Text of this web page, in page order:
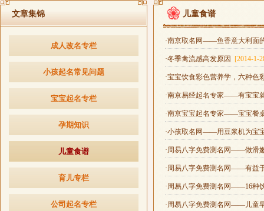
文章集锦
成人改名专栏
小孩起名常见问题
宝宝起名专栏
孕期知识
儿童食谱
育儿专栏
公司起名专栏
儿童食谱
·南京取名网——鱼香意大利面
·冬季禽流感高发原因 [2014-1-
·宝宝饮食彩色营养学，六种
·南京易经起名专家——有宝宝
·南京宝宝起名专家——宝宝餐
·小孩取名网——用豆浆机为宝
·周易八字免费测名网——做滑
·周易八字免费测名网——有益
·周易八字免费测名网——16种
·周易八字免费测名网——儿童